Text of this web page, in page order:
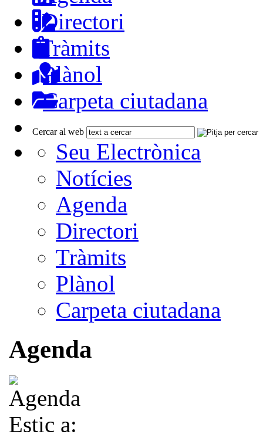
Directori
Tràmits
Plànol
Carpeta ciutadana
Cercar al web
Seu Electrònica
Notícies
Agenda
Directori
Tràmits
Plànol
Carpeta ciutadana
Agenda
Estic a: